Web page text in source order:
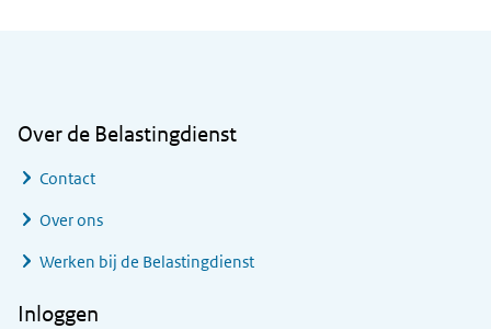
Over de Belastingdienst
Contact
Over ons
Werken bij de Belastingdienst
Inloggen